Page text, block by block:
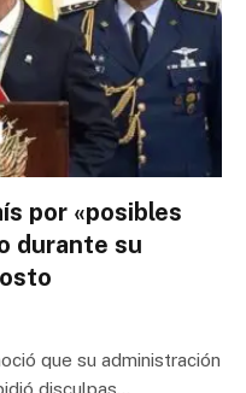
por «posibles
durante su
que su administración